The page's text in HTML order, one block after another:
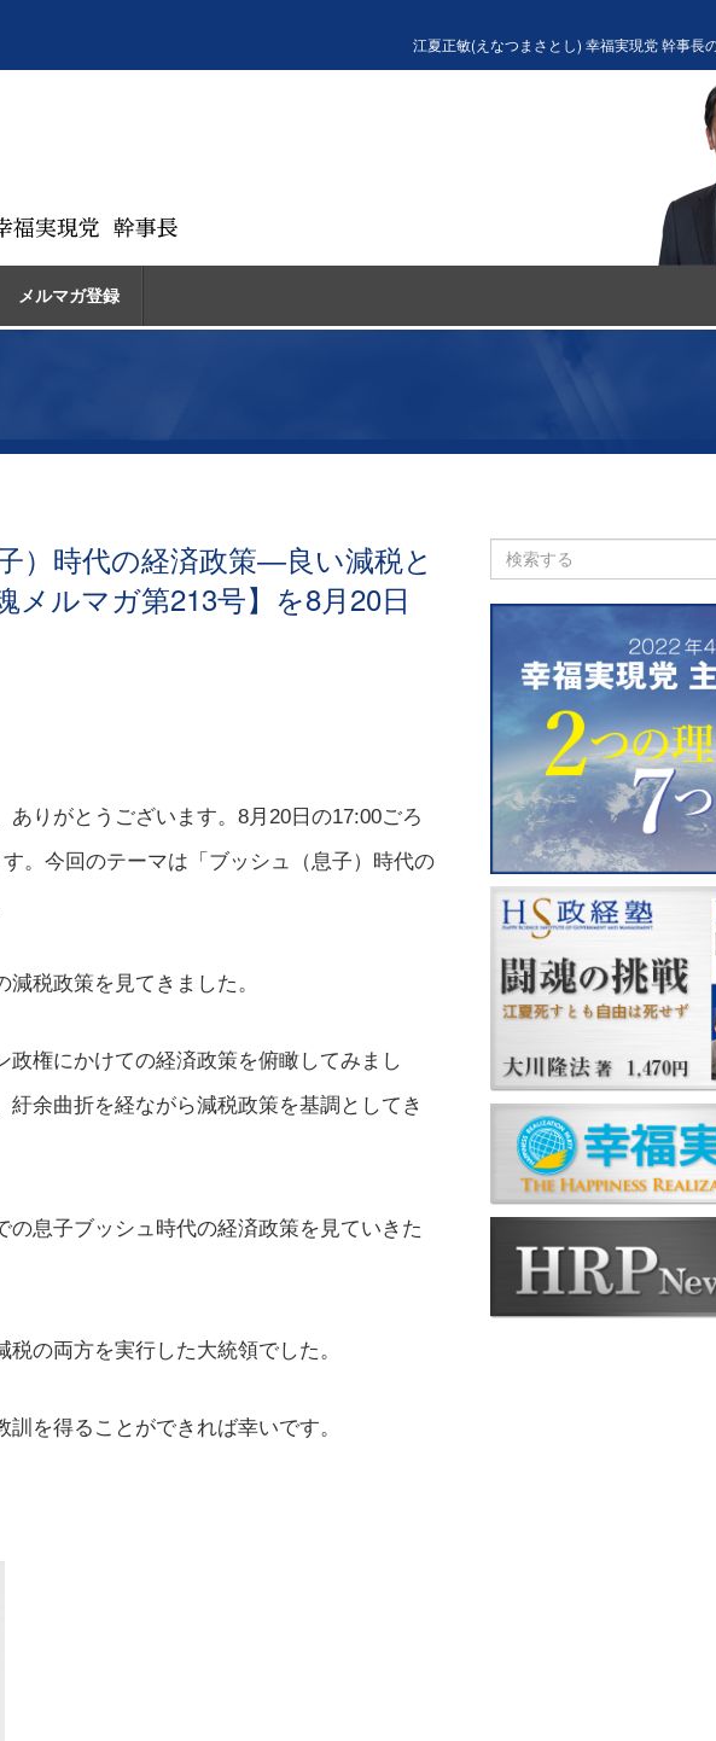
江夏正敏(えなつまさとし) 幸福実現党 幹事長
メルマガ登録
）時代の経済政策―良い減税と
メルマガ第213号】を8月20日
りがとうございます。8月20日の17:00ごろ
。今回のテーマは「ブッシュ（息子）時代の
税政策を見てきました。
権にかけての経済政策を俯瞰してみまし
余曲折を経ながら減税政策を基調としてき
息子ブッシュ時代の経済政策を見ていきた
の両方を実行した大統領でした。
を得ることができれば幸いです。